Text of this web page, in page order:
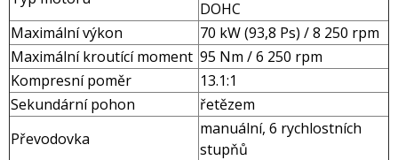
DOHC
Maximální výkon
70 kW (93,8 Ps) / 8 250 rpm
Maximální kroutící moment 95 Nm / 6 250 rpm
Kompresní poměr
13.1:1
Sekundární pohon
řetězem
Převodovka
manuální, 6 rychlostních
stupňů